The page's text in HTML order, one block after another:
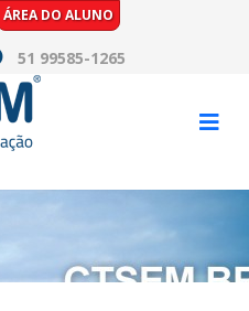
ÁREA DO ALUNO
51 99585-1265